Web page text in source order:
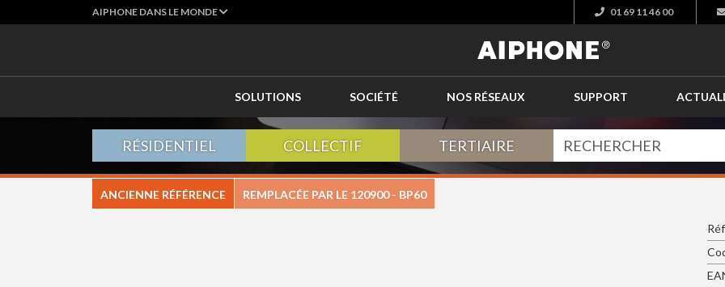
AIPHONE DANS LE MONDE 01 69 11 46 00
SOLUTIONS SOCIÉTÉ NOS RÉSEAUX SUPPORT
RÉSIDENTIEL COLLECTIF TERTIAIRE
ANCIENNE RÉFÉRENCE REMPLACÉE PAR LE 120900 - BP60